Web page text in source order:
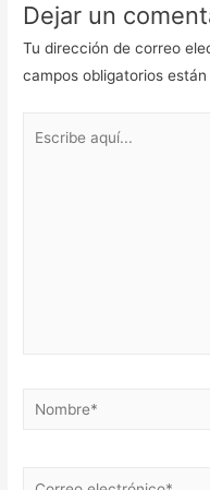
Dejar un
Tu dirección de correo
campos obligatorios
Nombre*
Correo